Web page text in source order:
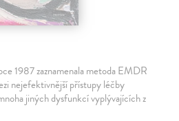
1987 zaznamenala metoda EMDR
nejefektivnější přístupy léčby
jiných dysfunkcí vyplývajících z